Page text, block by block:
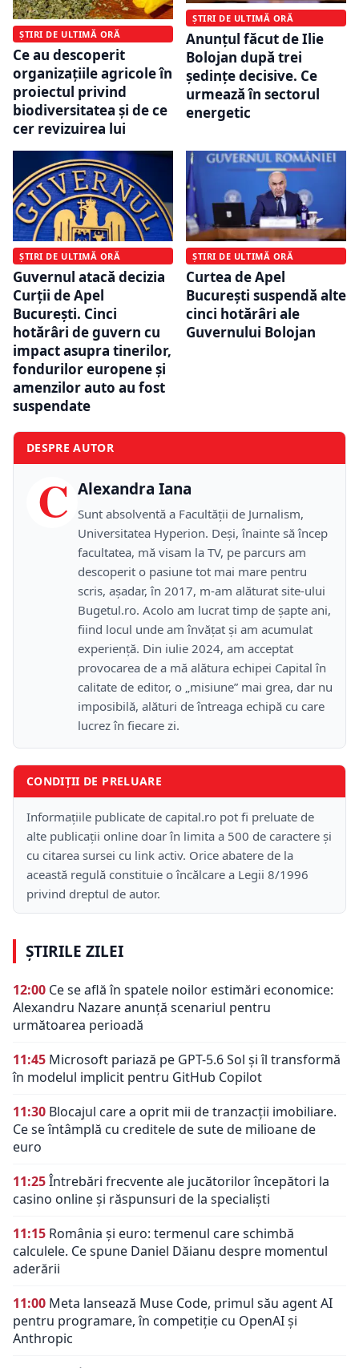
ȘTIRI DE ULTIMĂ ORĂ
Ce au descoperit
organizațiile agricole în
proiectul privind
biodiversitatea și de ce
cer revizuirea lui
ȘTIRI DE ULTIMĂ ORĂ
Anunțul făcut de Ilie
Bolojan după trei
ședințe decisive. Ce
urmează în sectorul
energetic
ȘTIRI DE ULTIMĂ ORĂ
Guvernul atacă decizia
Curții de Apel
București. Cinci
hotărâri de guvern cu
impact asupra tinerilor,
fondurilor europene și
amenzilor auto au fost
suspendate
ȘTIRI DE ULTIMĂ ORĂ
Curtea de Apel
București suspendă alte
cinci hotărâri ale
Guvernului Bolojan
DESPRE AUTOR
C Alexandra Iana
Sunt absolventă a Facultății de Jurnalism,
Universitatea Hyperion. Deși, înainte să încep
facultatea, mă visam la TV, pe parcurs am
descoperit o pasiune tot mai mare pentru
scris, așadar, în 2017, m-am alăturat site-ului
Bugetul.ro. Acolo am lucrat timp de șapte ani,
fiind locul unde am învățat și am acumulat
experiență. Din iulie 2024, am acceptat
provocarea de a mă alătura echipei Capital în
calitate de editor, o „misiune” mai grea, dar nu
imposibilă, alături de întreaga echipă cu care
lucrez în fiecare zi.
CONDIȚII DE PRELUARE
Informațiile publicate de capital.ro pot fi preluate de
alte publicații online doar în limita a 500 de caractere și
cu citarea sursei cu link activ. Orice abatere de la
această regulă constituie o încălcare a Legii 8/1996
privind dreptul de autor.
ȘTIRILE ZILEI
12:00 Ce se află în spatele noilor estimări economice:
Alexandru Nazare anunță scenariul pentru
următoarea perioadă
11:45 Microsoft pariază pe GPT-5.6 Sol și îl transformă
în modelul implicit pentru GitHub Copilot
11:30 Blocajul care a oprit mii de tranzacții imobiliare.
Ce se întâmplă cu creditele de sute de milioane de
euro
11:25Întrebări frecvente ale jucătorilor începători la
casino online și răspunsuri de la specialiști
11:15 România și euro: termenul care schimbă
calculele. Ce spune Daniel Dăianu despre momentul
aderării
11:00 Meta lansează Muse Code, primul său agent AI
pentru programare, în competiție cu OpenAI și
Anthropic